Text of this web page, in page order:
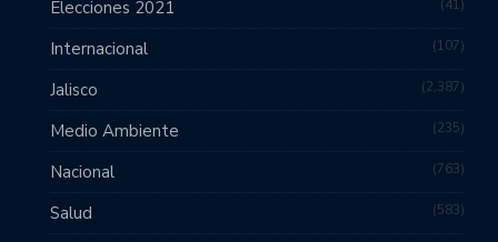
Elecciones 2021 41
Internacional 107
Jalisco 2,387
Medio Ambiente 235
Nacional 763
Salud 583